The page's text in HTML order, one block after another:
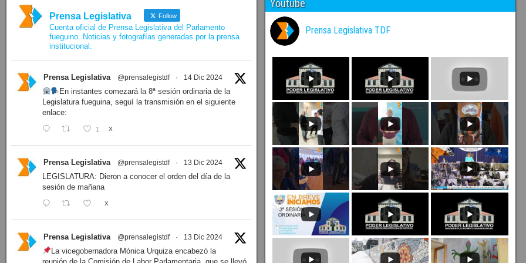
Prensa Legislativa Follow
Cuenta oficial de Prensa Legislativa del Parlamento
fueguino. Noticias y fotografías generadas por la prensa
institucional.
Prensa Legislativa @prensalegistdf · 14 Dic 2024
En instantes comezará la 8ª sesión ordinaria de la
Legislatura fueguina, seguí la transmisión en el siguiente
enlace:
1 X
Prensa Legislativa @prensalegistdf · 13 Dic 2024
LEGISLATURA: Dieron a conocer el orden del día de la
sesión de mañana
X
Prensa Legislativa @prensalegistdf · 13 Dic 2024
La vicegobernadora Mónica Urquiza encabezó la
Youtube
Prensa Legislativa TDF